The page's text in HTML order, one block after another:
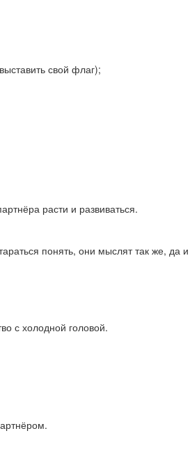
свой флаг);
расти и развиваться.
понять, они мыслят так же, да и
с холодной головой.